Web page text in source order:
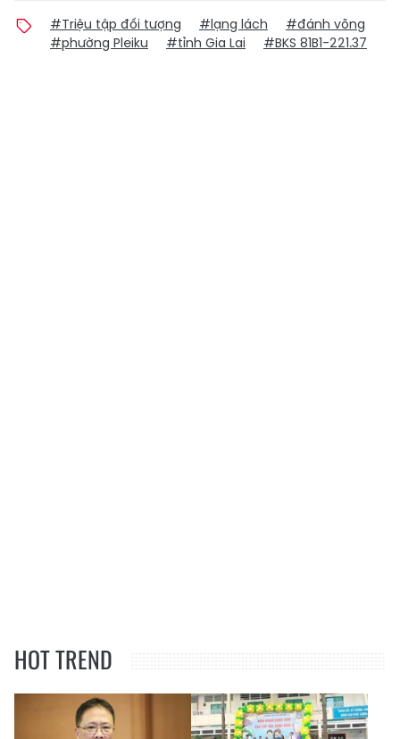
#Triệu tập đối tượng #lạng lách
#đánh võng
#phường Pleiku
#tỉnh Gia Lai #BKS 81B1-221.37
HOT TREND